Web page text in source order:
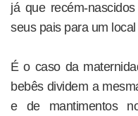
já que recém-
seus pais para um
É o caso da
bebês dividem a
e de mantimentos